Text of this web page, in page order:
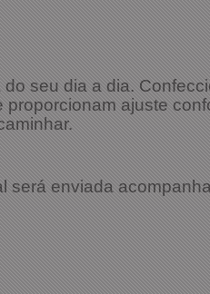
seu dia a dia.
ajuste
será enviada